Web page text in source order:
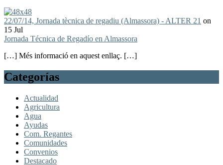
22/07/14, Jornada tècnica de regadiu (Almassora) - ALTER 21 on
15 Jul
Jornada Técnica de Regadío en Almassora
[…] Més informació en aquest enllaç. […]
Categorías
Actualidad
Agricultura
Agua
Ayudas
Com. Regantes
Comunidades
Convenios
Destacado